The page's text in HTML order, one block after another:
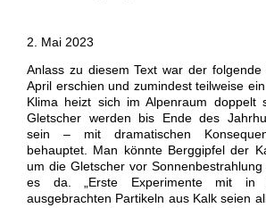
2. Mai 2023
Anlass zu diesem Text war der folgende
April erschien und zumindest teilweise
Klima heizt sich im Alpenraum doppelt
Gletscher werden bis Ende des
sein – mit dramatischen
behauptet. Man könnte Berggipfel der
um die Gletscher vor
es da. „Erste Experimente mit in
ausgebrachten Partikeln aus Kalk seien